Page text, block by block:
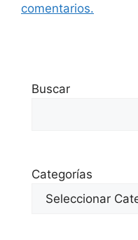
comentarios.
Buscar
Categorías